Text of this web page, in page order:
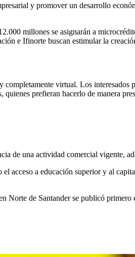
y promover un desarrollo
millones se asignarán a
e Ifinorte buscan estimular la
virtual. Los interesados
prefieran hacerlo de manera
de una actividad comercial vigente,
acceso a educación superior y al
Norte de Santander se publicó primero